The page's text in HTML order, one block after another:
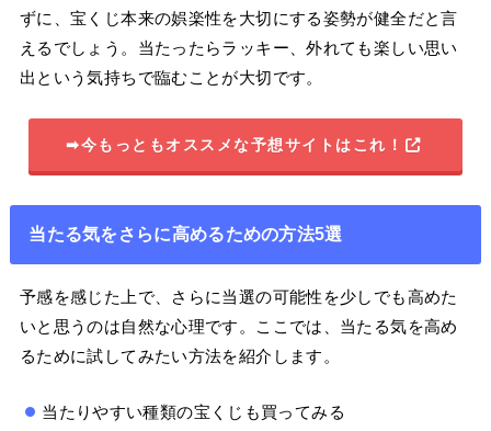
ずに、宝くじ本来の娯楽性を大切にする姿勢が健全だと言
えるでしょう。当たったらラッキー、外れても楽しい思い
出という気持ちで臨むことが大切です。
➡今もっともオススメな予想サイトはこれ！
当たる気をさらに高めるための方法5選
予感を感じた上で、さらに当選の可能性を少しでも高めた
いと思うのは自然な心理です。ここでは、当たる気を高め
るために試してみたい方法を紹介します。
当たりやすい種類の宝くじも買ってみる